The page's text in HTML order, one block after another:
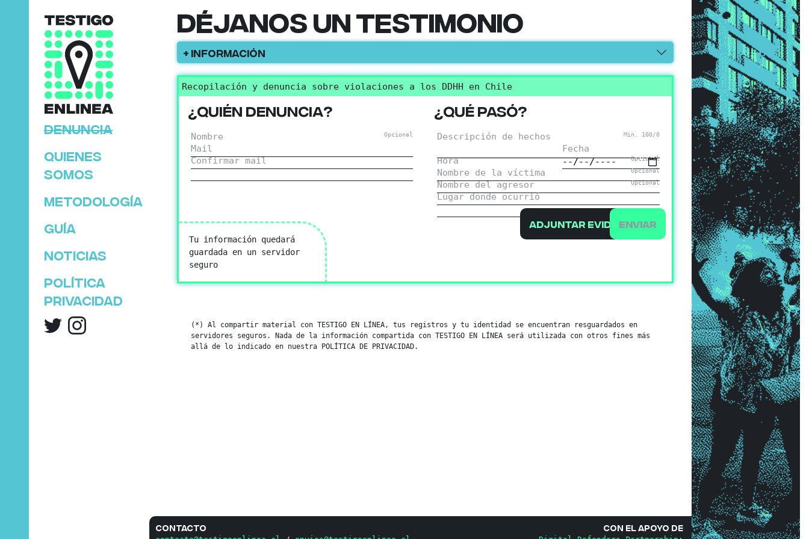
Denuncia
Quienes
somos
Metodología
Guía
Noticias
Política
privacidad
Déjanos un testimonio
+ Información
Recopilación y denuncia sobre violaciones a los DDHH en Chile
¿Quién denuncia?
Nombre Opcional
Mail
Confirmar mail
¿Qué pasó?
Descripción de hechos Min. 100/0
Fecha
Hora
Opcional
Nombre de la víctima Opcional
Nombre del agresor Opcional
Lugar donde ocurrió
Adjuntar evidencia
Enviar
Tu información quedará
guardada en un servidor
seguro
(*) Al compartir material con TESTIGO EN LÍNEA, tus registros y tu identidad se encuentran resguardados en
servidores seguros. Nada de la información compartida con TESTIGO EN LÍNEA será utilizada con otros fines más
allá de lo indicado en nuestra POLÍTICA DE PRIVACIDAD.
Contacto Con el apoyo de